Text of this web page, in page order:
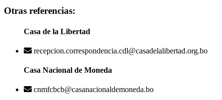
Otras referencias:
Casa de la Libertad
recepcion.correspondencia.cdl@casadelalibertad.org.bo
Casa Nacional de Moneda
cnmfcbcb@casanacionaldemoneda.bo